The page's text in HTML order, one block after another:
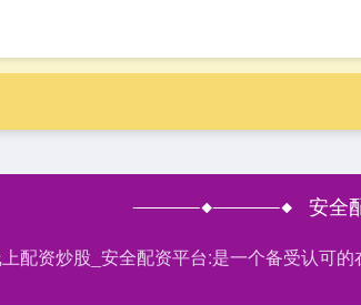
安全
配资炒股_安全配资平台:是一个备受认可